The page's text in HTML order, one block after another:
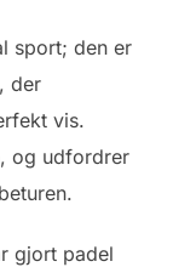
sport; den er
, der
vis.
og udfordrer
gjort padel